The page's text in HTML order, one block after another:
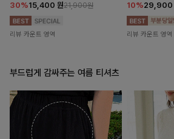
30%15,400 원21,900원
리뷰 카운트 영역
10%29,900
리뷰 카운트 영역
부드럽게 감싸주는 여름 티셔츠